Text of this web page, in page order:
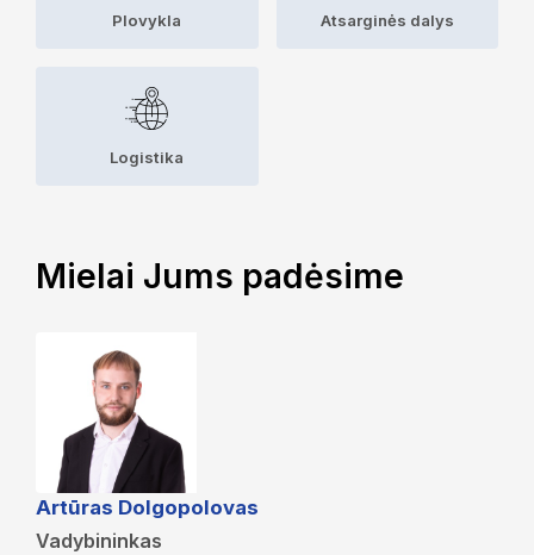
Plovykla Atsarginės dalys
Logistika
Mielai Jums padėsime
Artūras Dolgopolovas
Vadybininkas